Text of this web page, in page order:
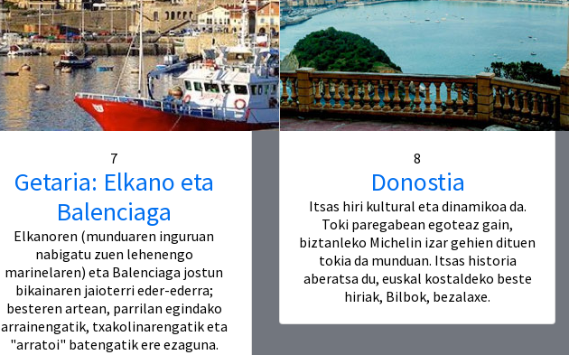
7
Getaria: Elkano eta
Balenciaga
Elkanoren (munduaren inguruan
nabigatu zuen lehenengo
marinelaren) eta Balenciaga jostun
bikainaren jaioterri eder-ederra;
besteren artean, parrilan egindako
arrainengatik, txakolinarengatik eta
"arratoi" batengatik ere ezaguna.
8
Donostia
Itsas hiri kultural eta dinamikoa da.
Toki paregabean egoteaz gain,
biztanleko Michelin izar gehien dituen
tokia da munduan. Itsas historia
aberatsa du, euskal kostaldeko beste
hiriak, Bilbok, bezalaxe.